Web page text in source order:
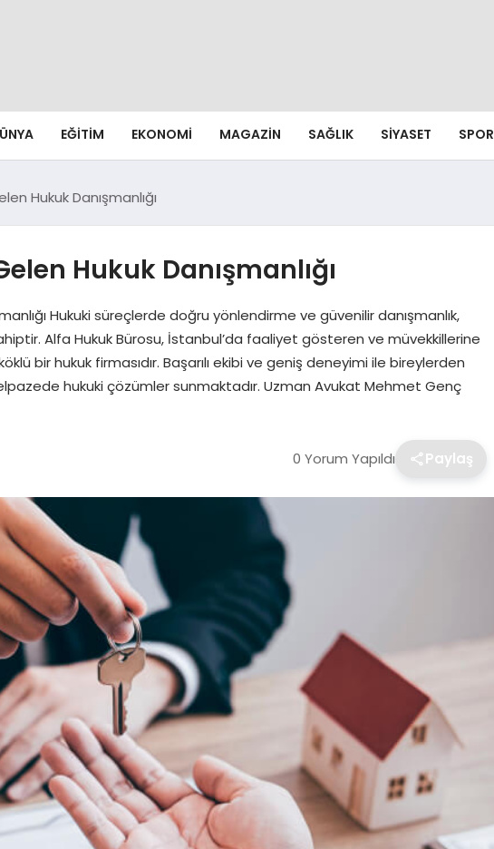
EĞITIM EKONOMI MAGAZIN SAĞLIK SIYASET SPOR
Hukuk Danışmanlığı
Hukuk Danışmanlığı
Hukuki süreçlerde doğru yönlendirme ve güvenilir danışmanlık,
Alfa Hukuk Bürosu, İstanbul’da faaliyet gösteren ve müvekkillerine
bir hukuk firmasıdır. Başarılı ekibi ve geniş deneyimi ile bireylerden
hukuki çözümler sunmaktadır. Uzman Avukat Mehmet Genç
0 Yorum Yapıldı Paylaş